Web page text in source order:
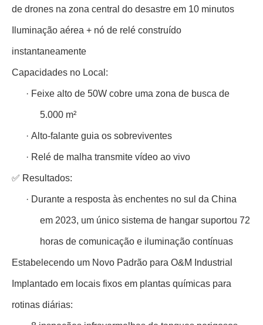
de drones na zona central do desastre em 10 minutos
Iluminação aérea + nó de relé construído
instantaneamente
Capacidades no Local:
· Feixe alto de 50W cobre uma zona de busca de
5.000 m²
· Alto-falante guia os sobreviventes
· Relé de malha transmite vídeo ao vivo
✅ Resultados:
· Durante a resposta às enchentes no sul da China
em 2023, um único sistema de hangar suportou 72
horas de comunicação e iluminação contínuas
Estabelecendo um Novo Padrão para O&M Industrial
Implantado em locais fixos em plantas químicas para
rotinas diárias: